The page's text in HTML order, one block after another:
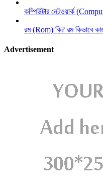
কম্পিউটার নেটওয়ার্ক
রম (Rom) কি? রম কিভাবে
Advertisement